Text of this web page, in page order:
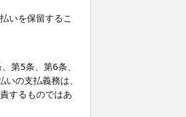
いを保留するこ
第5条、第6条、
の支払義務は、
するものではあ